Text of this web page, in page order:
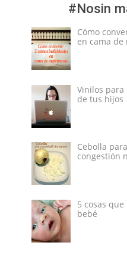
#Nosin
Cómo
en cama
Vinilos para
de tus hijos
Cebolla
congestión
5 cosas
bebé